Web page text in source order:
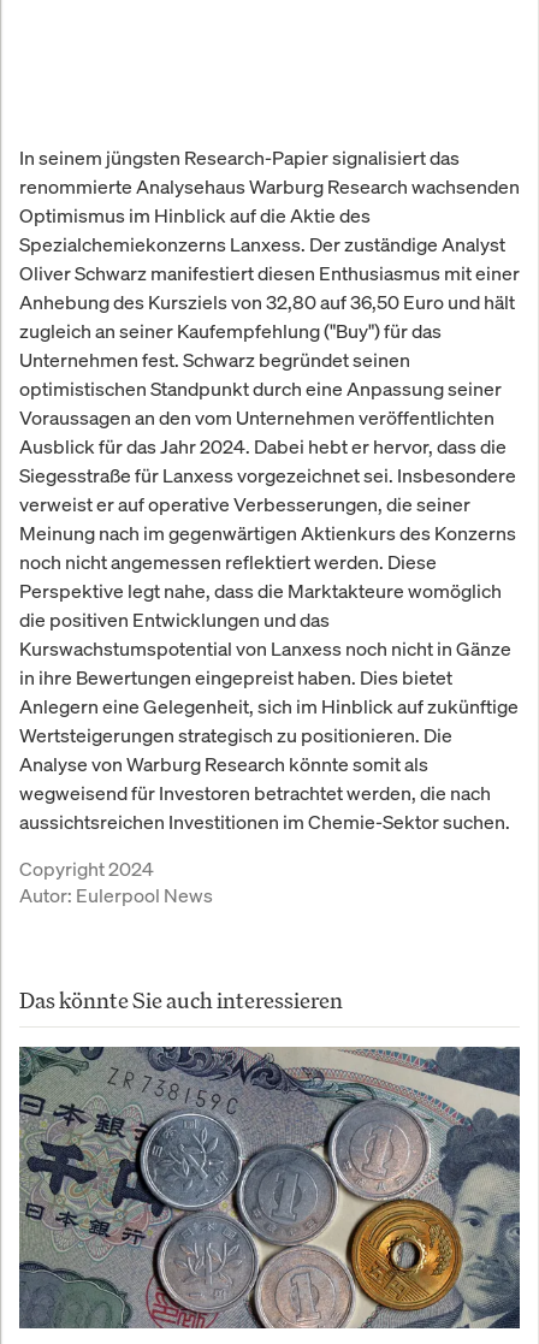
In seinem jüngsten Research-Papier signalisiert das
renommierte Analysehaus Warburg Research wachsenden
Optimismus im Hinblick auf die Aktie des
Spezialchemiekonzerns Lanxess. Der zuständige Analyst
Oliver Schwarz manifestiert diesen Enthusiasmus mit einer
Anhebung des Kursziels von 32,80 auf 36,50 Euro und hält
zugleich an seiner Kaufempfehlung ("Buy") für das
Unternehmen fest. Schwarz begründet seinen
optimistischen Standpunkt durch eine Anpassung seiner
Voraussagen an den vom Unternehmen veröffentlichten
Ausblick für das Jahr 2024. Dabei hebt er hervor, dass die
Siegesstraße für Lanxess vorgezeichnet sei. Insbesondere
verweist er auf operative Verbesserungen, die seiner
Meinung nach im gegenwärtigen Aktienkurs des Konzerns
noch nicht angemessen reflektiert werden. Diese
Perspektive legt nahe, dass die Marktakteure womöglich
die positiven Entwicklungen und das
Kurswachstumspotential von Lanxess noch nicht in Gänze
in ihre Bewertungen eingepreist haben. Dies bietet
Anlegern eine Gelegenheit, sich im Hinblick auf zukünftige
Wertsteigerungen strategisch zu positionieren. Die
Analyse von Warburg Research könnte somit als
wegweisend für Investoren betrachtet werden, die nach
aussichtsreichen Investitionen im Chemie-Sektor suchen.
Copyright 2024
Autor: Eulerpool News
Das könnte Sie auch interessieren